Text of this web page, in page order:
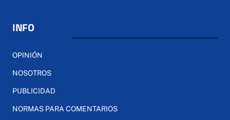
INFO
OPINIÓN
NOSOTROS
PUBLICIDAD
NORMAS PARA COMENTARIOS